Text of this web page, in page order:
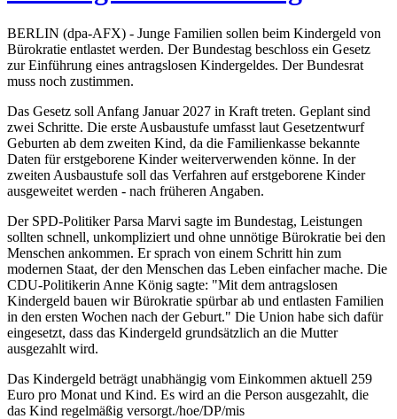
BERLIN (dpa-AFX) - Junge Familien sollen beim Kindergeld von
Bürokratie entlastet werden. Der Bundestag beschloss ein Gesetz
zur Einführung eines antragslosen Kindergeldes. Der Bundesrat
muss noch zustimmen.
Das Gesetz soll Anfang Januar 2027 in Kraft treten. Geplant sind
zwei Schritte. Die erste Ausbaustufe umfasst laut Gesetzentwurf
Geburten ab dem zweiten Kind, da die Familienkasse bekannte
Daten für erstgeborene Kinder weiterverwenden könne. In der
zweiten Ausbaustufe soll das Verfahren auf erstgeborene Kinder
ausgeweitet werden - nach früheren Angaben.
Der SPD-Politiker Parsa Marvi sagte im Bundestag, Leistungen
sollten schnell, unkompliziert und ohne unnötige Bürokratie bei den
Menschen ankommen. Er sprach von einem Schritt hin zum
modernen Staat, der den Menschen das Leben einfacher mache. Die
CDU-Politikerin Anne König sagte: "Mit dem antragslosen
Kindergeld bauen wir Bürokratie spürbar ab und entlasten Familien
in den ersten Wochen nach der Geburt." Die Union habe sich dafür
eingesetzt, dass das Kindergeld grundsätzlich an die Mutter
ausgezahlt wird.
Das Kindergeld beträgt unabhängig vom Einkommen aktuell 259
Euro pro Monat und Kind. Es wird an die Person ausgezahlt, die
das Kind regelmäßig versorgt./hoe/DP/mis